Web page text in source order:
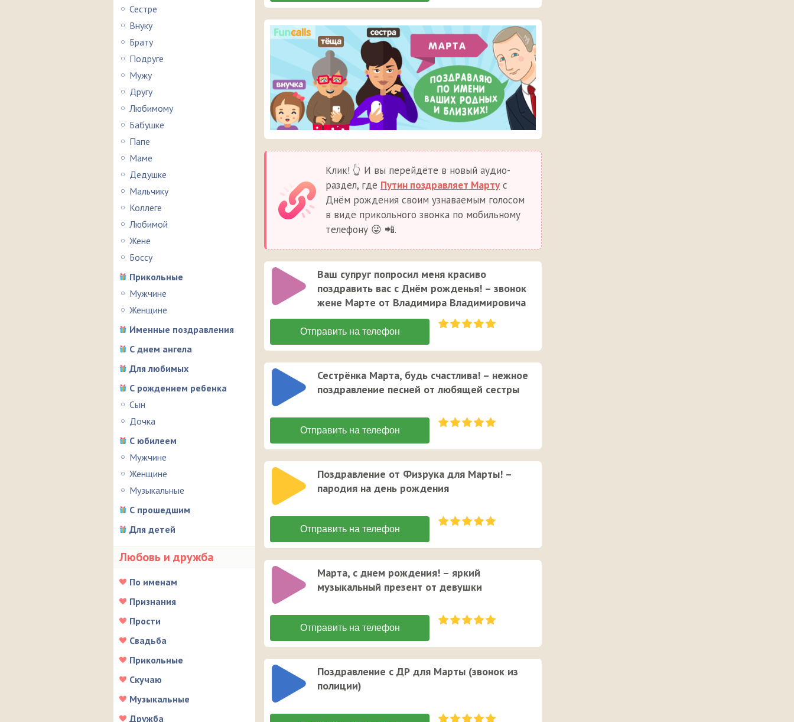
Сестре
Внуку
Брату
Подруге
Мужу
Другу
Любимому
Бабушке
Папе
Маме
Дедушке
Мальчику
Коллеге
Любимой
Жене
Боссу
Прикольные
Мужчине
Женщине
Именные поздравления
С днем ангела
Для любимых
С рождением ребенка
Сын
Дочка
С юбилеем
Мужчине
Женщине
Музыкальные
С прошедшим
Для детей
Любовь и дружба
По именам
Признания
Прости
Свадьба
Прикольные
Скучаю
Музыкальные
Дружба
Клик! 👆 И вы перейдёте в новый аудио-
раздел, где Путин поздравляет Марту с
Днём рождения своим узнаваемым голосом
в виде прикольного звонка по мобильному
телефону 😜 📲.
Ваш супруг попросил меня красиво
поздравить вас с Днём рожденья! – звонок
жене Марте от Владимира Владимировича
Сестрёнка Марта, будь счастлива! – нежное
поздравление песней от любящей сестры
Поздравление от Физрука для Марты! –
пародия на день рождения
Марта, с днем рождения! – яркий
музыкальный презент от девушки
Поздравление с ДР для Марты (звонок из
полиции)